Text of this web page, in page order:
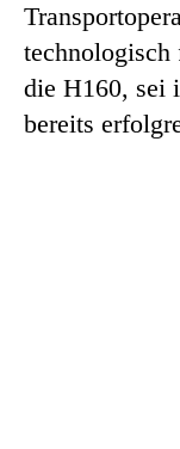
technologisch
die H160, sei
bereits